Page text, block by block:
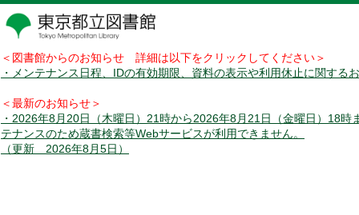
＜図書館からのお知らせ 詳細は以下をクリックしてください＞
・メンテナンス日程、IDの有効期限、資料の表示や利用休止に関する
＜最新のお知らせ＞
・2026年8月20日（木曜日）21時から2026年8月21日（金曜日）18時
テナンスのため蔵書検索等Webサービスが利用できません。
（更新 2026年8月5日）